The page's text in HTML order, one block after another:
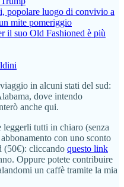
popolare luogo di convivio a
mite pomeriggio
il suo Old Fashioned è più
in alcuni stati del sud:
dove intendo
anche qui.
leggerli tutti in chiaro (senza
con uno sconto
(50€): cliccando questo link
Oppure potete contribuire
un caffè tramite la mia